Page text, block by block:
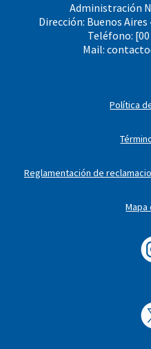
Administración
Dirección: Buenos
Teléfono: [00
Mail:
Política
Reglamentación de
Mapa